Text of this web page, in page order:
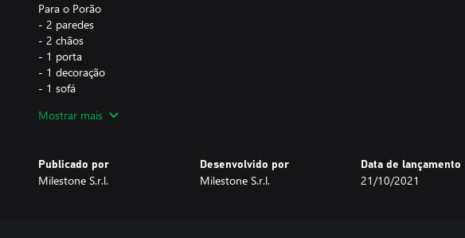
Para o Porão
- 2 paredes
- 2 chãos
- 1 porta
- 1 decoração
- 1 sofá
- 1 tag
- 1 fundo
Mostrar mais
Publicado por
Milestone S.r.l.
Desenvolvido por
Milestone S.r.l.
Data de lançamento
21/10/2021